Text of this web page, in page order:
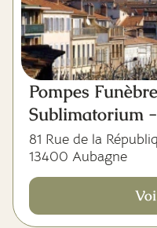
Pompes
Sublimatorium
81 Rue de la
13400 Aubagne